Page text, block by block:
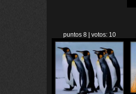
puntos 8 | votos: 10